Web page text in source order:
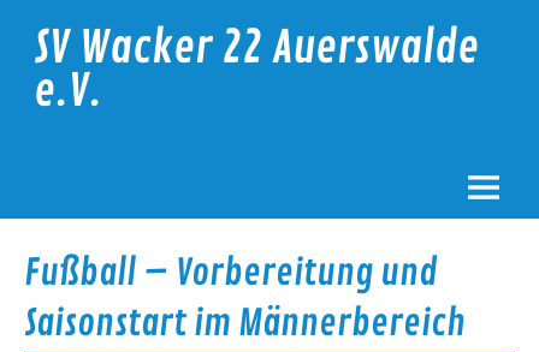
contentSV Wacker 22 Auerswalde
e.V.
Fußball – Vorbereitung und
Saisonstart im Männerbereich